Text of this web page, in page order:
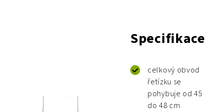
Specifikace
celkový obvod
řetízku se
pohybuje od 45
do 48 cm